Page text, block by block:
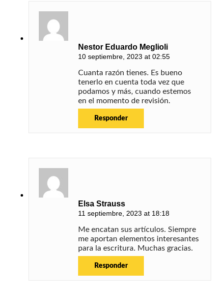
Nestor Eduardo Meglioli
10 septiembre, 2023 at 02:55
Cuanta razón tienes. Es bueno
tenerlo en cuenta toda vez que
podamos y más, cuando estemos
en el momento de revisión.
Responder
Elsa Strauss
11 septiembre, 2023 at 18:18
Me encatan sus artículos. Siempre
me aportan elementos interesantes
para la escritura. Muchas gracias.
Responder